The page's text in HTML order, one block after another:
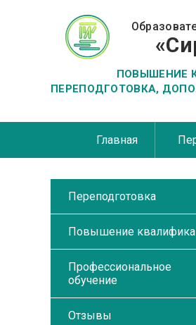
ПОВЫШЕНИЕ
ПЕРЕПОДГОТОВКА,
Главная
Переподготовка
Повышение
Профессиональное
обучение
Отзывы